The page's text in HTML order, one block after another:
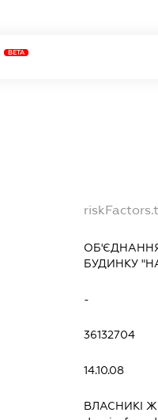
BETA
БУДИНКУ
-
36132704
14.10.08
ВЛАСНИКІ